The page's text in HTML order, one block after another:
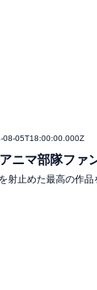
08-05T18:00:00.000Z
ニマ部隊ファ
射止めた最高の作品